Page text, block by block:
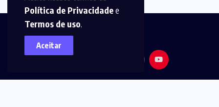
Política de Privacidadee
Termos de uso.
Aceitar